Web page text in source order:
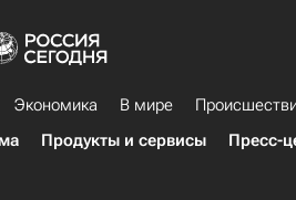
Экономика В мире
Продукты и сервисы Пресс-